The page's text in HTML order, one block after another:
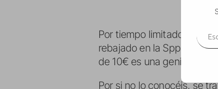
Por tiempo limitado, el
rebajado en la Spp Store a
de 10€ es una genial
Por si no lo conocéis, se